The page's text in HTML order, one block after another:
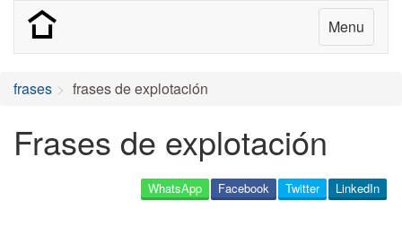
Menu
frases frases de explotación
Frases de explotación
LinkedIn
Twitter
Facebook
WhatsApp